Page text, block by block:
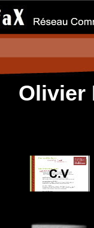
Olivier